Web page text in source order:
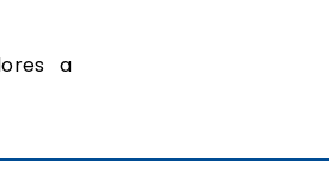
a